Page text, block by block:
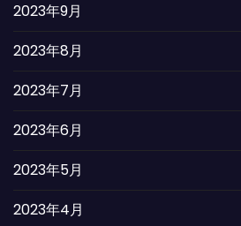
2023年9月
2023年8月
2023年7月
2023年6月
2023年5月
2023年4月